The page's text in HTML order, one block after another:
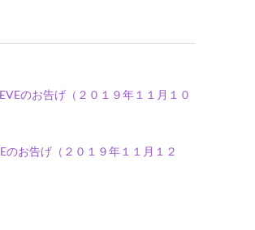
のお告げ（２０１９年１１月１０
のお告げ（２０１９年１１月１２